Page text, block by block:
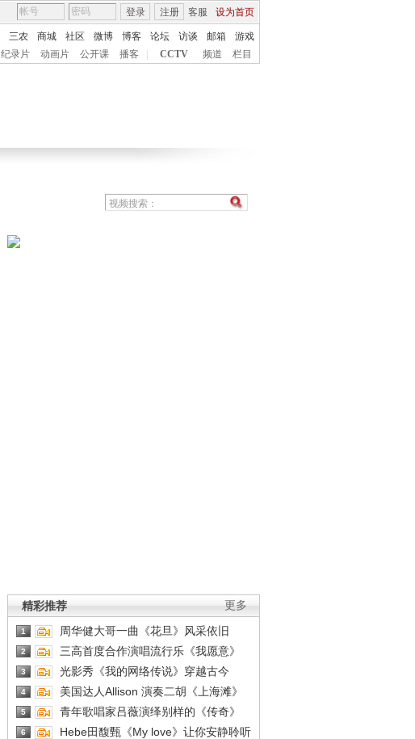
客服 设为首页
登录 注册
三农 商城 社区 微博 博客 论坛 访谈 邮箱
游戏
纪录片 动画片 公开课 播客 CCTV 频道 栏目
更多
精彩推荐
1 周华健大哥一曲《花旦》风采依旧
2 三高首度合作演唱流行乐《我愿意》
3 光影秀《我的网络传说》穿越古今
4 美国达人Allison 演奏二胡《上海滩》
5 青年歌唱家吕薇演绎别样的《传奇》
6 Hebe田馥甄《My love》让你安静聆听